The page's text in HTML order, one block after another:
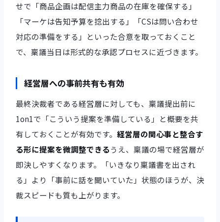
せで「商品企画は配信主力商品の在庫を確保する」
「マーケは告知予算を捻出する」「CSは問い合わせ
対応の準備をする」といった合意を取っておくこと
で、稟議当日は形式的な承認プロセスに近づきます。
経営層への事前共有も有効
最終決裁者である経営層に対しても、稟議提出前に
1on1で「こういう提案を準備している」と概要を共
有しておくことが有効です。 経営層の関心事と整合す
る形に提案を微調整できるうえ、稟議の場で経営層が
即決しやすくなります。「いきなり稟議書を出され
る」より「事前に話を聞いていた」状態のほうが、決
裁スピードも質も上がります。